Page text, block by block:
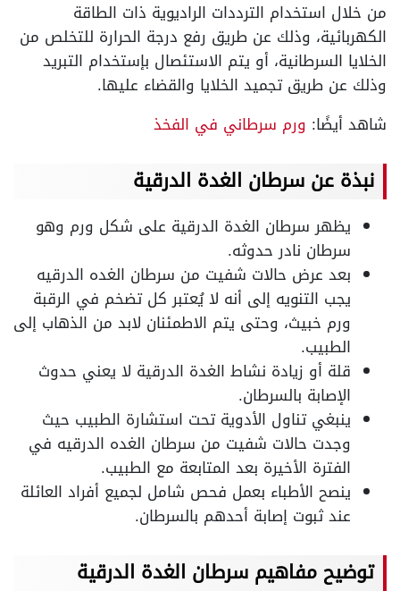
من خلال استخدام الترددات الراديوية ذات الطاقة
الكهربائية، وذلك عن طريق رفع درجة الحرارة للتخلص من
الخلايا السرطانية، أو يتم الاستئصال بإستخدام التبريد
وذلك عن طريق تجميد الخلايا والقضاء عليها.
شاهد أيضًا: ورم سرطاني في الفخذ
نبذة عن سرطان الغدة الدرقية
يظهر سرطان الغدة الدرقية على شكل ورم وهو
سرطان نادر حدوثه.
بعد عرض حالات شفيت من سرطان الغده الدرقيه
يجب التنويه إلى أنه لا يُعتبر كل تضخم في الرقبة
ورم خبيث، وحتى يتم الاطمئنان لابد من الذهاب إلى
الطبيب.
قلة أو زيادة نشاط الغدة الدرقية لا يعني حدوث
الإصابة بالسرطان.
ينبغي تناول الأدوية تحت استشارة الطبيب حيث
وجدت حالات شفيت من سرطان الغده الدرقيه في
الفترة الأخيرة بعد المتابعة مع الطبيب.
ينصح الأطباء بعمل فحص شامل لجميع أفراد العائلة
عند ثبوت إصابة أحدهم بالسرطان.
توضيح مفاهيم سرطان الغدة الدرقية